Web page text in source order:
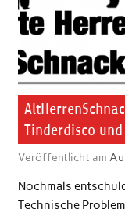
Tinderdisco und
Veröffentlicht am
Nochmals
Technische